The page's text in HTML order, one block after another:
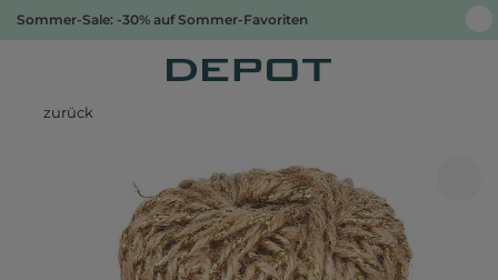
Sommer-Sale: -30% auf Sommer-Favoriten
zurück